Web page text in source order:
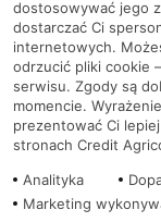
Warszawa,
Warszawa,
61
Warszawa,
dostosowywać jego
dostarczać Ci
internetowych.
odrzucić pliki cookie
serwisu. Zgody są
momencie.
prezentować Ci
stronach Credit
Analityka
Marketing